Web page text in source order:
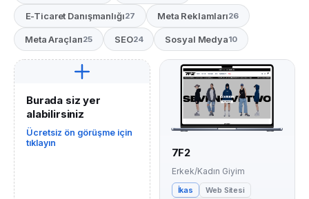
E-Ticaret Danışmanlığı27 Meta Reklamları26
Meta Araçları25 SEO24 Sosyal Medya10
Burada siz yer
alabilirsiniz
Ücretsiz ön görüşme için
tıklayın
7F2
Erkek/Kadın Giyim
İkas
Web Sitesi